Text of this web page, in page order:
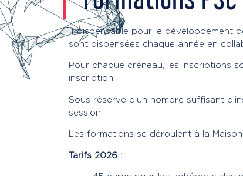
Indispensable pour le développement
sont dispensées chaque année en
Pour chaque créneau, les inscriptions
inscription.
Sous réserve d’un nombre suffisant
session.
Les formations se déroulent à la
Tarifs 2026 :